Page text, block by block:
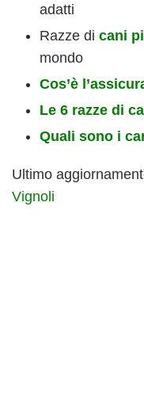
adatti
Razze di cani
mondo
Cos’è
Le 6 razze di
Quali sono i
Ultimo
Vignoli